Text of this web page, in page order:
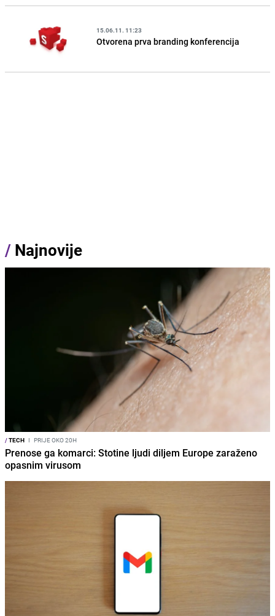
15.06.11. 11:23
Otvorena prva branding konferencija
/ Najnovije
/TECH I PRIJE OKO 20H
Prenose ga komarci: Stotine ljudi diljem Europe zaraženo
opasnim virusom